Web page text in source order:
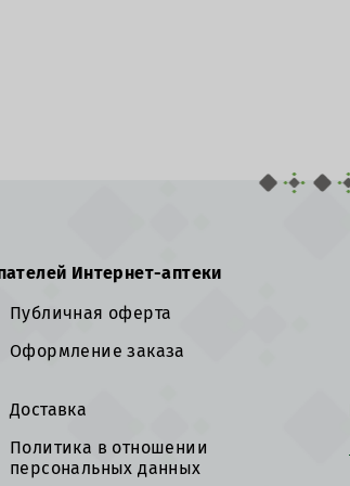
Интернет-аптеки
Публичная оферта
Оформление заказа
Доставка
Политика в отношении
персональных данных